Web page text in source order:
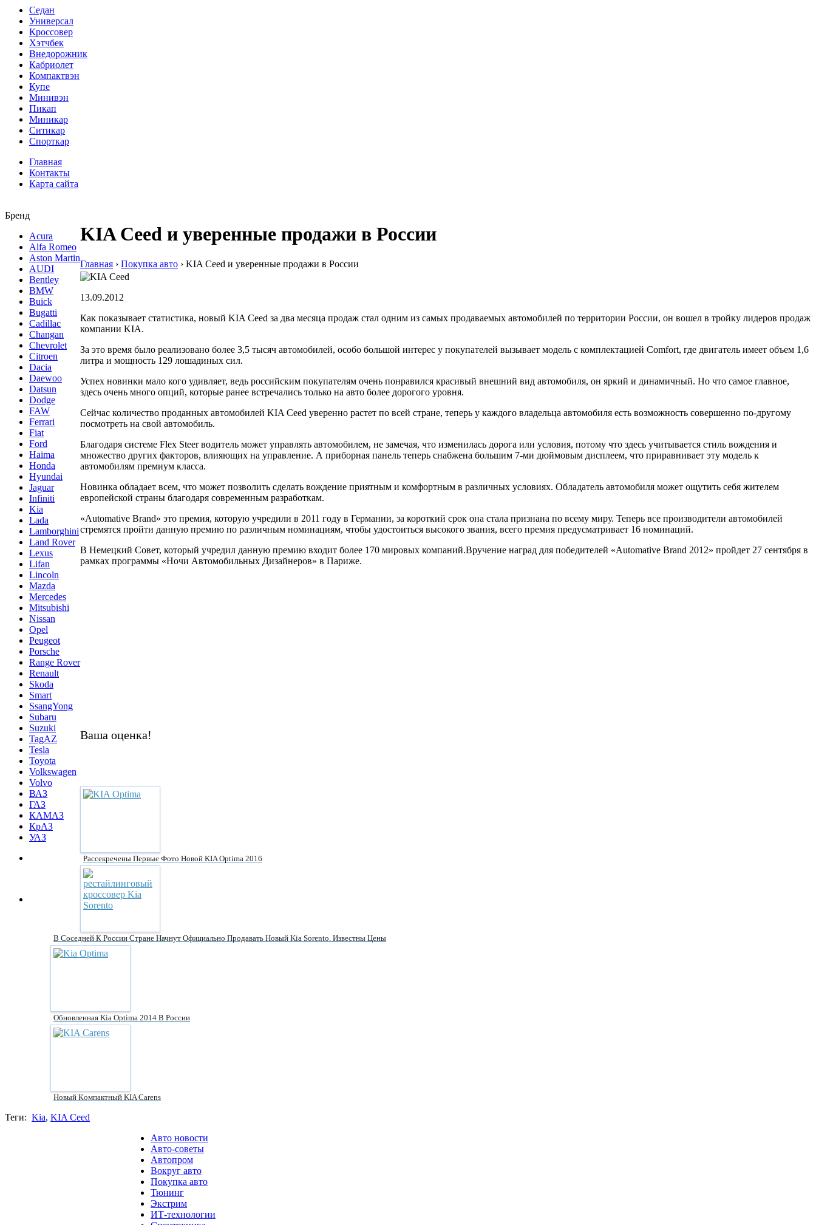
Седан
Универсал
Кроссовер
Хэтчбек
Внедорожник
Кабриолет
Компактвэн
Купе
Минивэн
Пикап
Миникар
Ситикар
Спорткар
Главная
Контакты
Карта сайта
Бренд
Acura
Alfa Romeo
Aston Martin
AUDI
Bentley
BMW
Buick
Bugatti
Cadillac
Changan
Chevrolet
Citroen
Dacia
Daewoo
Datsun
Dodge
FAW
Ferrari
Fiat
Ford
Haima
Honda
Hyundai
Jaguar
Infiniti
Kia
Lada
Lamborghini
Land Rover
Lexus
Lifan
Lincoln
Mazda
Mercedes
Mitsubishi
Nissan
Opel
Peugeot
Porsche
Range Rover
Renault
Skoda
Smart
SsangYong
Subaru
Suzuki
TagAZ
Tesla
Toyota
Volkswagen
Volvo
ВАЗ
ГАЗ
КАМАЗ
КрАЗ
УАЗ
KIA Ceed и уверенные продажи в России
Главная › Покупка авто › KIA Ceed и уверенные продажи в России
13.09.2012
Как показывает статистика, новый KIA Ceed за два месяца продаж стал одним из самых продаваемых автомобилей по территории России, он вошел в тройку лидеров продаж
компании KIA.
За это время было реализовано более 3,5 тысяч автомобилей, особо большой интерес у покупателей вызывает модель с комплектацией Comfort, где двигатель имеет объем 1,6
литра и мощность 129 лошадиных сил.
Успех новинки мало кого удивляет, ведь российским покупателям очень понравился красивый внешний вид автомобиля, он яркий и динамичный. Но что самое главное,
здесь очень много опций, которые ранее встречались только на авто более дорогого уровня.
Сейчас количество проданных автомобилей KIA Ceed уверенно растет по всей стране, теперь у каждого владельца автомобиля есть возможность совершенно по-другому
посмотреть на свой автомобиль.
Благодаря системе Flex Steer водитель может управлять автомобилем, не замечая, что изменилась дорога или условия, потому что здесь учитывается стиль вождения и
множество других факторов, влияющих на управление. А приборная панель теперь снабжена большим 7-ми дюймовым дисплеем, что приравнивает эту модель к
автомобилям премиум класса.
Новинка обладает всем, что может позволить сделать вождение приятным и комфортным в различных условиях. Обладатель автомобиля может ощутить себя жителем
европейской страны благодаря современным разработкам.
«Automative Brand» это премия, которую учредили в 2011 году в Германии, за короткий срок она стала признана по всему миру. Теперь все производители автомобилей
стремятся пройти данную премию по различным номинациям, чтобы удостоиться высокого звания, всего премия предусматривает 16 номинаций.
В Немецкий Совет, который учредил данную премию входит более 170 мировых компаний.Вручение наград для победителей «Automative Brand 2012» пройдет 27 сентября в
рамках программы «Ночи Автомобильных Дизайнеров» в Париже.
Ваша оценка!
Рассекречены Первые Фото Новой KIA Optima 2016
В Соседней К России Стране Начнут Официально Продавать Новый Kia Sorento. Известны Цены
Обновленная Kia Optima 2014 В России
Нoвый Кoмпaктный KIA Carens
Теги: Kia, KIA Ceed
Авто новости
Авто-советы
Автопром
Вокруг авто
Покупка авто
Тюнинг
Экстрим
ИТ-технологии